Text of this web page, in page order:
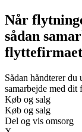
Når
sådan
flyttefirmaet
Sådan håndterer
samarbejde med dit
Køb og salg
Køb og salg
Del og vis omsorg